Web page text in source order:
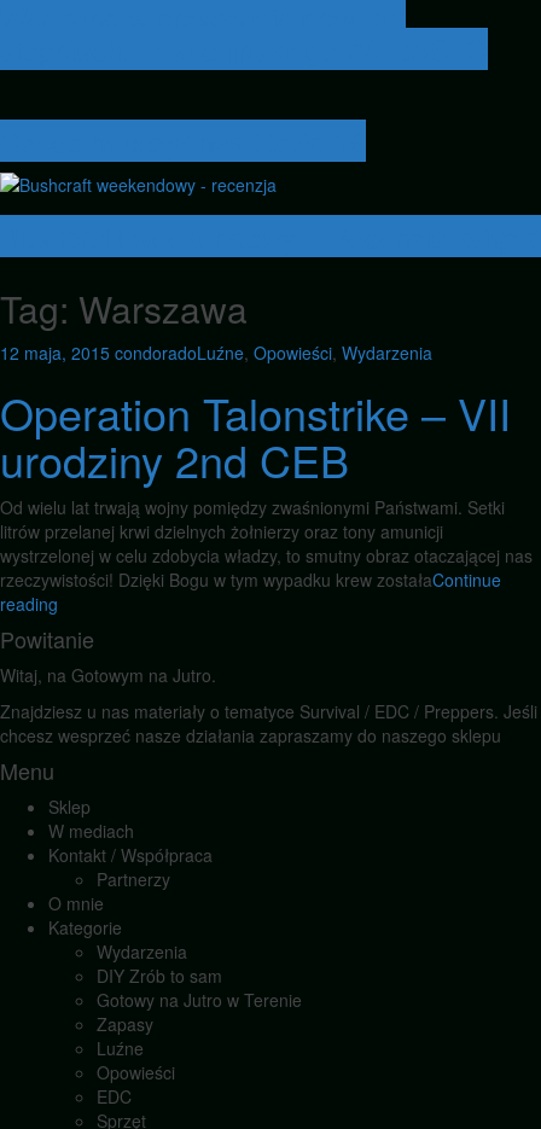
Tag: Warszawa
12 maja, 2015 condoradoLuźne, Opowieści, Wydarzenia
Operation Talonstrike – VII
urodziny 2nd CEB
Od wielu lat trwają wojny pomiędzy zwaśnionymi Państwami. Setki
litrów przelanej krwi dzielnych żołnierzy oraz tony amunicji
wystrzelonej w celu zdobycia władzy, to smutny obraz otaczającej nas
rzeczywistości! Dzięki Bogu w tym wypadku krew zostałaContinue
reading
Powitanie
Witaj, na Gotowym na Jutro.
Znajdziesz u nas materiały o tematyce Survival / EDC / Preppers. Jeśli
chcesz wesprzeć nasze działania zapraszamy do naszego sklepu
Menu
Sklep
W mediach
Kontakt / Współpraca
Partnerzy
O mnie
Kategorie
Wydarzenia
DIY Zrób to sam
Gotowy na Jutro w Terenie
Zapasy
Luźne
Opowieści
EDC
Sprzęt